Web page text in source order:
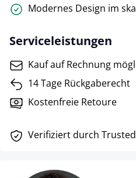
Modernes Design im
Serviceleistungen
Kauf auf Rechnung
14 Tage Rückgaberecht
Kostenfreie Retoure
Verifiziert durch